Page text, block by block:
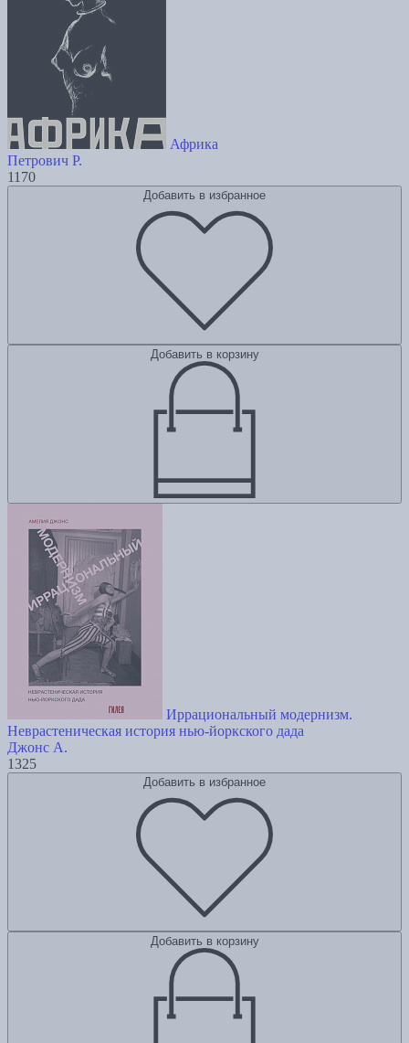
Африка
Петрович Р.
1170
Добавить в избранное
Добавить в корзину
Иррациональный модернизм.
Неврастеническая история нью-йоркского дада
Джонс А.
1325
Добавить в избранное
Добавить в корзину